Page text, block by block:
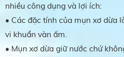
nhiều công dụng và lợi ích:
• Các đặc tính của mụn xơ dừa
vi khuẩn vàn ấm.
• Mụn xơ dừa giữ nước chứ